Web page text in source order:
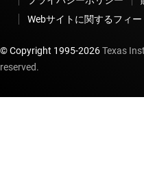
Webサイトに関するフィー
© Copyright 1995-2026Texas
reserved.